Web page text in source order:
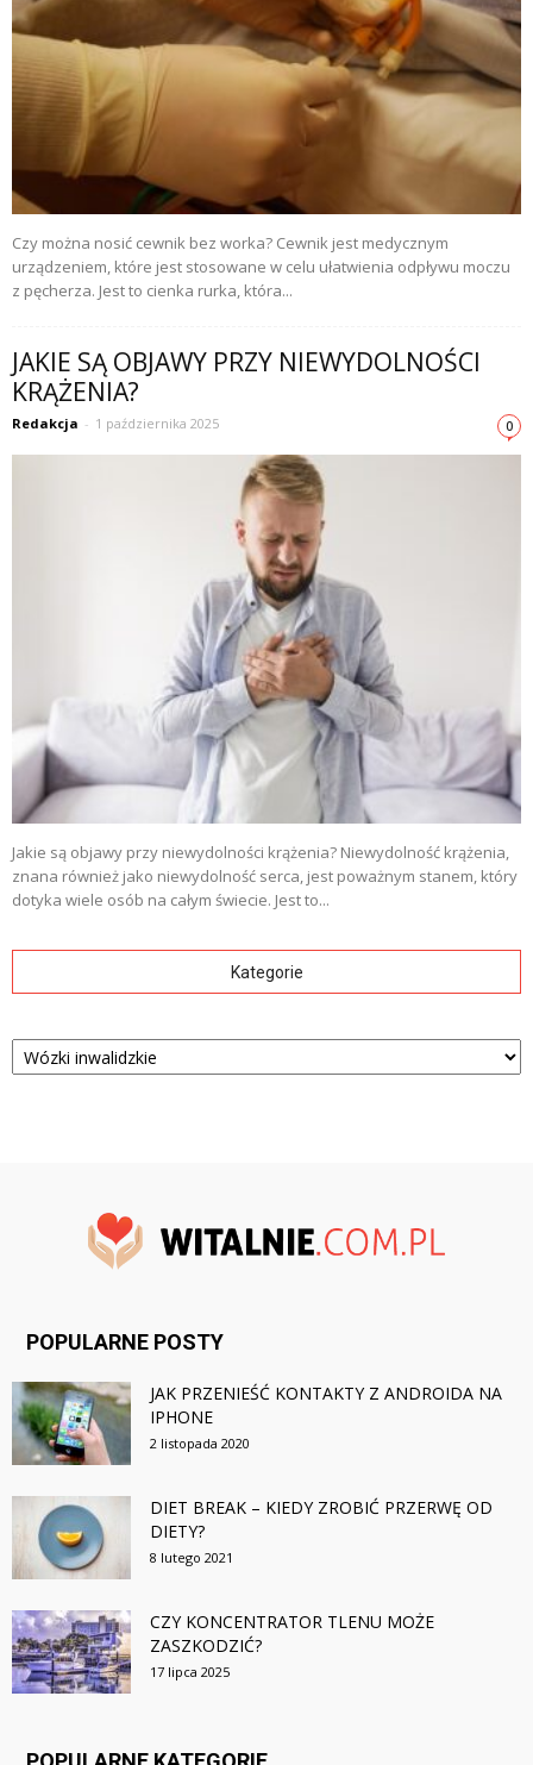
Czy można nosić cewnik bez worka? Cewnik jest medycznym
urządzeniem, które jest stosowane w celu ułatwienia odpływu moczu
z pęcherza. Jest to cienka rurka, która...
JAKIE SĄ OBJAWY PRZY NIEWYDOLNOŚCI
KRĄŻENIA?
Redakcja - 1 października 2025 0
Jakie są objawy przy niewydolności krążenia? Niewydolność krążenia,
znana również jako niewydolność serca, jest poważnym stanem, który
dotyka wiele osób na całym świecie. Jest to...
Kategorie
Kategorie
POPULARNE POSTY
JAK PRZENIEŚĆ KONTAKTY Z ANDROIDA NA
IPHONE
2 listopada 2020
DIET BREAK – KIEDY ZROBIĆ PRZERWĘ OD
DIETY?
8 lutego 2021
CZY KONCENTRATOR TLENU MOŻE
ZASZKODZIĆ?
17 lipca 2025